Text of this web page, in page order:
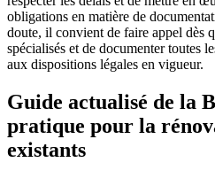
obligations en matière de
doute, il convient de faire appel dès
spécialisés et de documenter toutes
aux dispositions légales en vigueur.
Guide actualisé de la
pratique pour la
existants